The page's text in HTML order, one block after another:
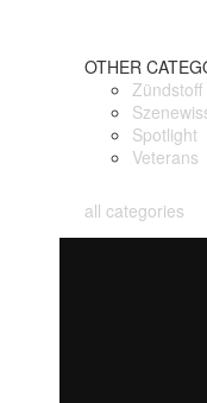
OTHER
Zündstoff
Spotlight
Veterans
all categories